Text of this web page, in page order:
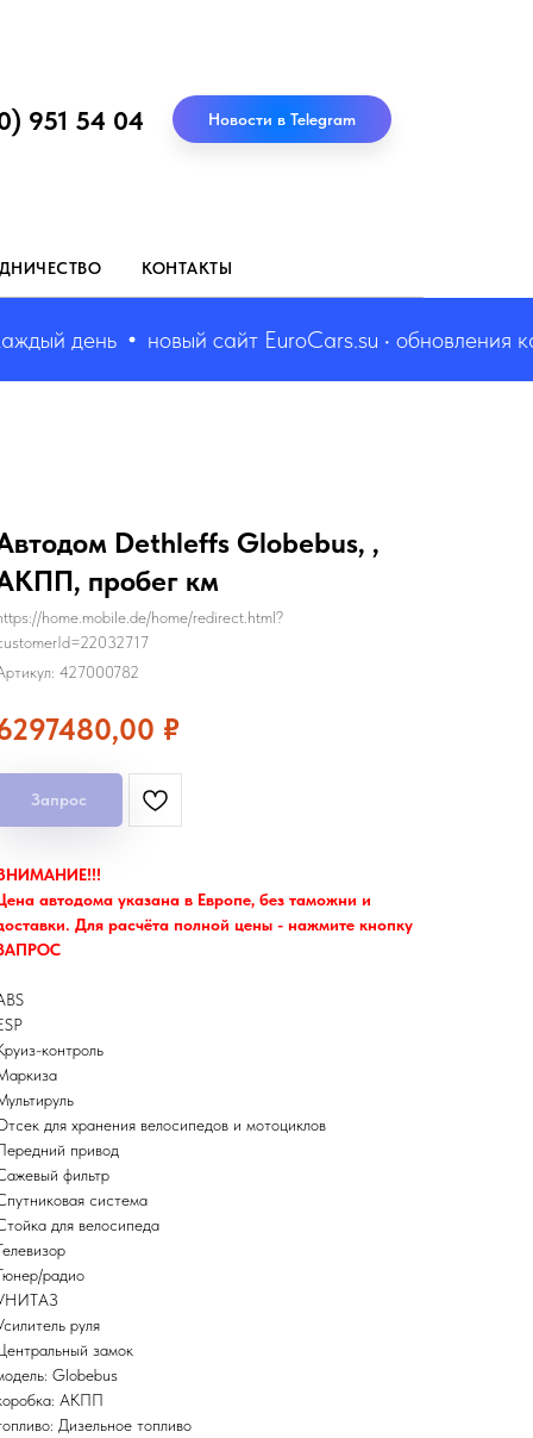
951 54 04 Новости в Telegram
КОНТАКТЫ
день новый сайт EuroCars.su • обновления
Dethleffs Globebus, ,
пробег км
home.mobile.de/home/redirect.html?
427000782
₽
Запрос
автодома указана в Европе, без таможни и
Для расчёта полной цены - нажмите кнопку
контроль
для хранения велосипедов и мотоциклов
привод
фильтр
система
для велосипеда
радио
руля
замок
Globebus
АКПП
Дизельное топливо